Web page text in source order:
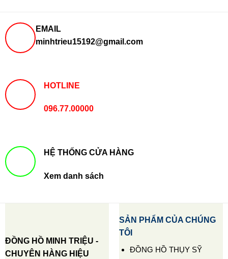
EMAIL
minhtrieu15192@gmail.com
HOTLINE
096.77.00000
HỆ THỐNG CỬA HÀNG
Xem danh sách
ĐỒNG HỒ MINH TRIỆU -
CHUYÊN HÀNG HIỆU
SẢN PHẨM CỦA CHÚNG
TÔI
ĐỒNG HỒ THỤY SỸ